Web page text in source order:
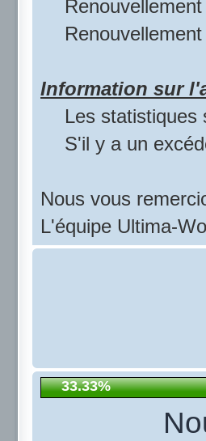
Information sur
Les statistiques
S'il y a un
Nous vous
L'équipe Ultima-
33.33%